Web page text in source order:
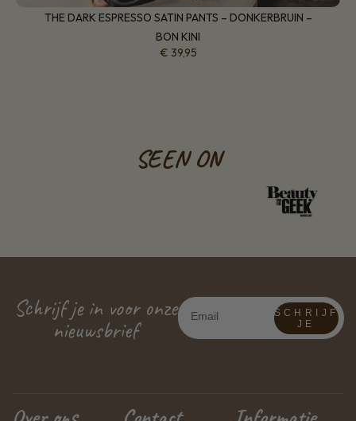
THE DARK ESPRESSO SATIN PANTS – DONKERBRUIN –
BON KINI
€ 39,95
SEEN ON
Schrijf je in voor onze
nieuwsbrief
SCHRIJF
JE